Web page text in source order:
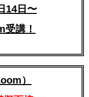
14日〜
講！
）